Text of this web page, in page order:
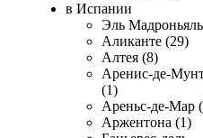
в Испании
Эль
Аликанте (29)
Алтея (8)
Аренис-де-
(1)
Ареньс-де-Мар
Аржентона (1)